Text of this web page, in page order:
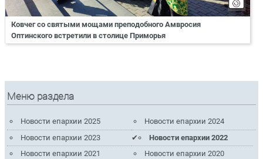
Ковчег со святыми мощами преподобного Амвросия
Оптинского встретили в столице Приморья
Меню раздела
Новости епархии 2025
Новости епархии 2024
Новости епархии 2023
Новости епархии 2022
Новости епархии 2021
Новости епархии 2020